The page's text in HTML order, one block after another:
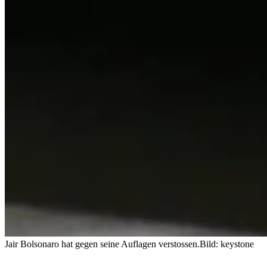
Jair Bolsonaro hat gegen seine Auflagen verstossen.Bild: keystone